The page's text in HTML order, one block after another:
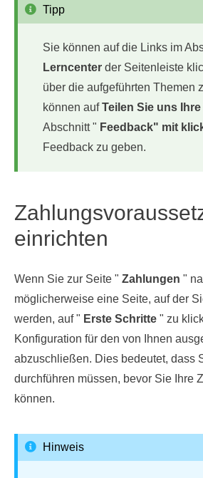
Tipp
Sie können auf die Links im
Lerncenter der Seitenleiste
über die aufgeführten Themen
können aufTeilen Sie uns
Abschnitt " Feedback" mit
Feedback zu geben.
einrichten
Wenn Sie zur Seite " Zahlungen "
möglicherweise eine Seite, auf der
werden, auf " Erste Schritte " zu
Konfiguration für den von Ihnen
abzuschließen. Dies bedeutet, dass
durchführen müssen, bevor Sie Ihre
können.
Hinweis